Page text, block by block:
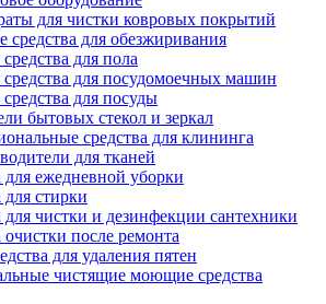
для чистки ковровых покрытий
средства для обезжиривания
для пола
для посудомоечных машин
для посуды
бытовых стекол и зеркал
средства для клининга
для тканей
для ежедневной уборки
для стирки
для чистки и дезинфекции сантехники
очистки после ремонта
для удаления пятен
чистящие моющие средства